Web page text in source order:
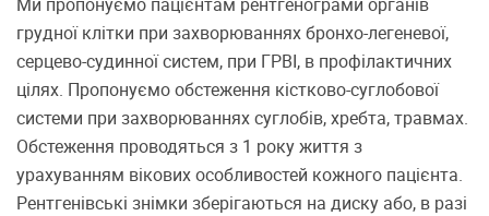
грудної клітки при захворюваннях бронхо-легеневої,
серцево-судинної систем, при ГРВІ, в профілактичних
цілях. Пропонуємо обстеження кістково-суглобової
системи при захворюваннях суглобів, хребта, травмах.
Обстеження проводяться з 1 року життя з
урахуванням вікових особливостей кожного пацієнта.
Рентгенівські знімки зберігаються на диску або, в разі